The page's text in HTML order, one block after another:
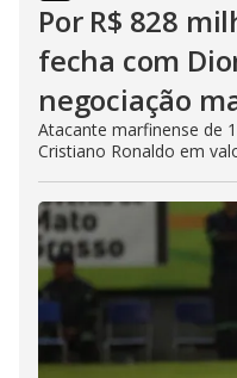
Por R$ 828
fecha com
negociação
Atacante marfinense de
Cristiano Ronaldo em